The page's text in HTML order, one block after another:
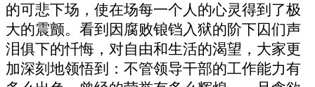
的可悲下场，使在场每一个人的心灵得到了极
大的震颤。看到因腐败锒铛入狱的阶下囚们声
泪俱下的忏悔，对自由和生活的渴望，大家更
加深刻地领悟到：不管领导干部的工作能力有